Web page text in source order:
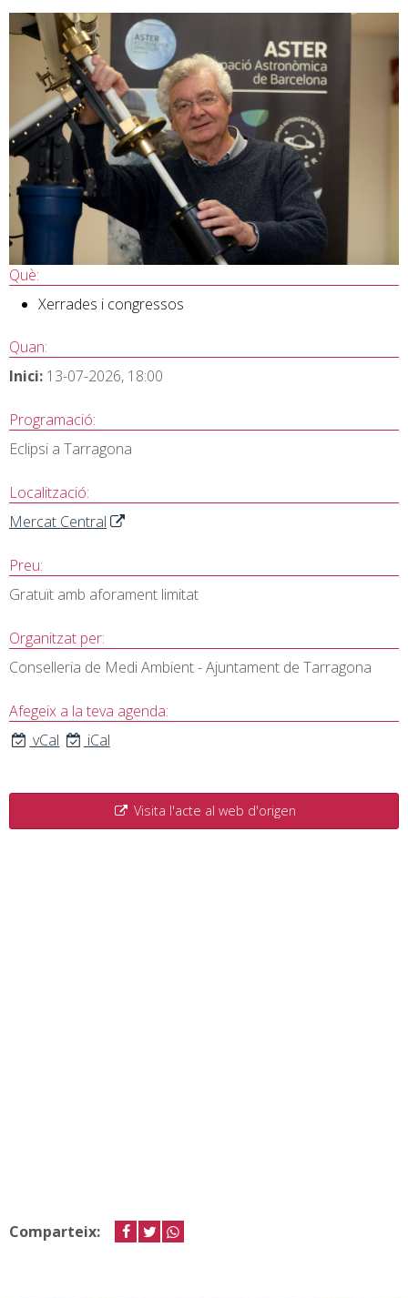
Què:
Xerrades i congressos
Quan:
Inici: 13-07-2026, 18:00
Programació:
Eclipsi a Tarragona
Localització:
Mercat Central
Preu:
Gratuït amb aforament limitat
Organitzat per:
Conselleria de Medi Ambient - Ajuntament de Tarragona
Afegeix a la teva agenda:
vCal
iCal
Visita l'acte al web d'origen
Comparteix: facebook
twitter